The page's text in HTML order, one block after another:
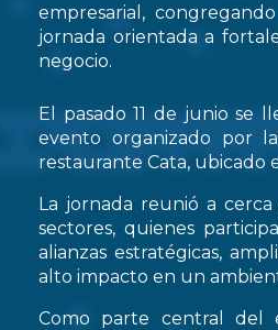
empresarial,
jornada orientada a
negocio.
El pasado 11 de junio se
evento organizado por
restaurante Cata, ubicado
La jornada reunió a cerca
sectores, quienes
alianzas estratégicas,
alto impacto en un
Como parte central del